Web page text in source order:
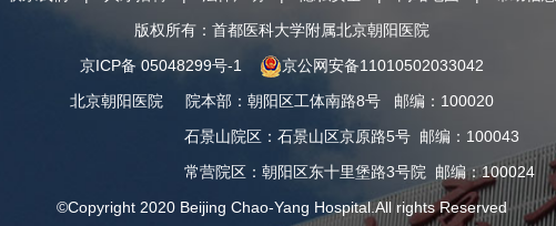
版权所有：首都医科大学附属北京朝阳医院
京ICP备 05048299号-1
京公网安备11010502033042
北京朝阳医院
院本部 ： 朝阳区工体南路8号 邮编：100020
石景山院区 ： 石景山区京原路5号 邮编：100043
常营院区 ： 朝阳区东十里堡路3号院 邮编：100024
©Copyright 2020 Beijing Chao-Yang Hospital.All rights Reserved